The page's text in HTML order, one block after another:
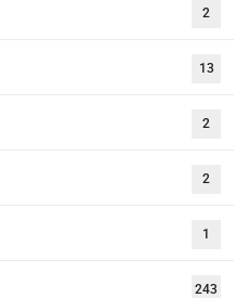
2
13
2
2
1
243